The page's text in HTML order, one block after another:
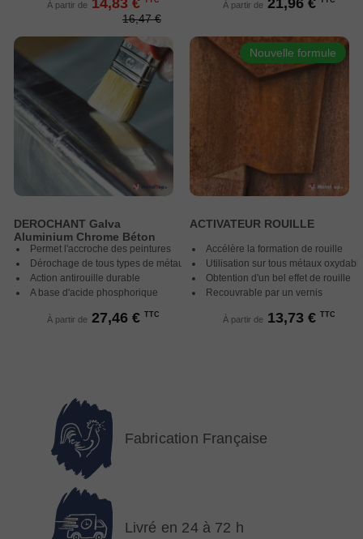
À partir de
16,47 €
À partir de
DEROCHANT Galva
Aluminium Chrome Béton
Permet l'accroche des peintures
Dérochage de tous types de métaux
Action antirouille durable
A base d'acide phosphorique
À partir de 27,46 € TTC
ACTIVATEUR ROUILLE
Accélère la formation de rouille
Utilisation sur tous métaux
Obtention d'un bel effet de rouille
Recouvrable par un vernis
Nouvelle formule
À partir de 13,73 €TTC
Fabrication Française
Livré en 24 à 72 h